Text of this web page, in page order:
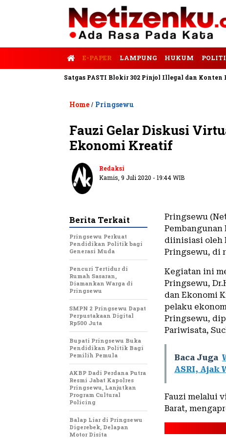
E-PAPER LAMPUNG HUKUM
Satgas PASTI Blokir 302 Pinjol Illegal dan Konten
Home / Pringsewu
Fauzi Gelar Diskusi
Ekonomi Kreatif
Redaksi
Kamis, 9 Juli 2020 - 19:44 WIB
Pringsewu
diinisiasi oleh
Pringsewu, di
Kegiatan ini
Pringsewu,
dan Ekonomi
pelaku
Pringsewu,
Pariwisata,
Baca Juga
ASRI, Ajak
Fauzi melalui
Barat,
Berita Terkait
Pringsewu Perkuat
Pendidikan Politik bagi
Generasi Muda
Pencuri Tertidur di
Rumah Sasaran,
Diamankan Warga di
Pringsewu
SMPN 2 Pringsewu Dapat
Perpustakaan Digital
Rp500 Juta
Bupati Pringsewu Buka
Pendidikan Politik Bagi
Pemilih Pemula
AKBP Dadi Perdana Putra
Resmi Jabat Kapolres
Pringsewu, Lanjutkan
Program Cultural
Policing
Balap Liar di Pringsewu
Digerebek, Delapan
Motor Disita